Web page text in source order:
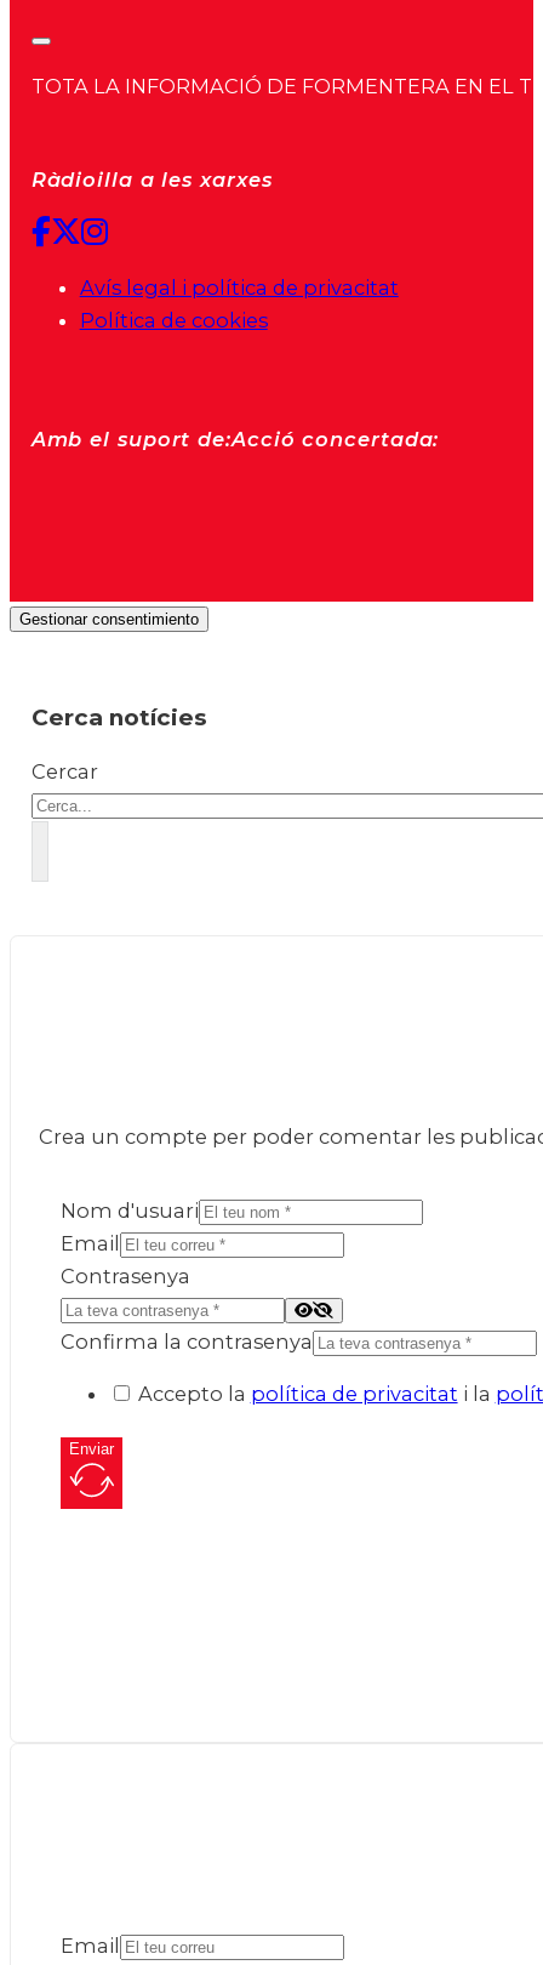
TOTA LA INFORMACIÓ DE FORMENTERA EN EL
Ràdioilla a les xarxes
Avís legal i política de privacitat
Política de cookies
Amb el suport de:Acció concertada:
Gestionar consentimiento
Cerca notícies
Cercar
Crea un compte per poder comentar les
Nom d'usuari
Email
Contrasenya
Confirma la contrasenya
Accepto la política de privacitat i la
Enviar
Email